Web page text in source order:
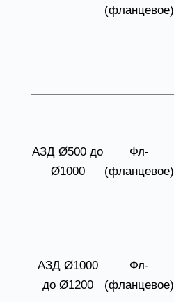
(фланцевое)
АЗД Ø500 до
Ø1000
Фл-
(фланцевое)
АЗД Ø1000
до Ø1200
Фл-
(фланцевое)